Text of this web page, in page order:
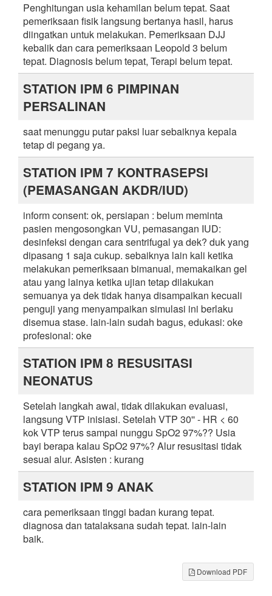
Penghitungan usia kehamilan belum tepat. Saat
pemeriksaan fisik langsung bertanya hasil, harus
diingatkan untuk melakukan. Pemeriksaan DJJ
kebalik dan cara pemeriksaan Leopold 3 belum
tepat. Diagnosis belum tepat, Terapi belum tepat.
STATION IPM 6 PIMPINAN
PERSALINAN
saat menunggu putar paksi luar sebaiknya kepala
tetap di pegang ya.
STATION IPM 7 KONTRASEPSI
(PEMASANGAN AKDR/IUD)
inform consent: ok, persiapan : belum meminta
pasien mengosongkan VU, pemasangan IUD:
desinfeksi dengan cara sentrifugal ya dek? duk yang
dipasang 1 saja cukup. sebaiknya lain kali ketika
melakukan pemeriksaan bimanual, memakaikan gel
atau yang lainya ketika ujian tetap dilakukan
semuanya ya dek tidak hanya disampaikan kecuali
penguji yang menyampaikan simulasi ini berlaku
disemua stase. lain-lain sudah bagus, edukasi: oke
profesional: oke
STATION IPM 8 RESUSITASI
NEONATUS
Setelah langkah awal, tidak dilakukan evaluasi,
langsung VTP inisiasi. Setelah VTP 30'' - HR < 60
kok VTP terus sampai nunggu SpO2 97%?? Usia
bayi berapa kalau SpO2 97%? Alur resusitasi tidak
sesuai alur. Asisten : kurang
STATION IPM 9 ANAK
cara pemeriksaan tinggi badan kurang tepat.
diagnosa dan tatalaksana sudah tepat. lain-lain
baik.
Download PDF